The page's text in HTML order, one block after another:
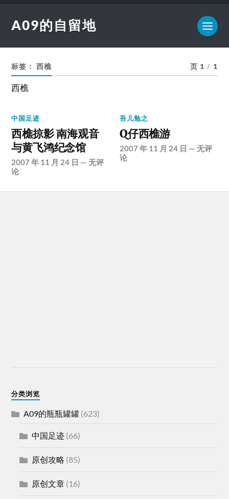
A09的自留地
标签：西樵 页 1 / 1
西樵
中国足迹
西樵掠影 南海观音
与黄飞鸿纪念馆
2007 年 11 月 24 日 —无评
论
吾儿勉之
Q仔西樵游
2007 年 11 月 24 日 —无评
论
分类浏览
A09的瓶瓶罐罐 (623)
中国足迹 (66)
原创攻略 (85)
原创文章 (16)